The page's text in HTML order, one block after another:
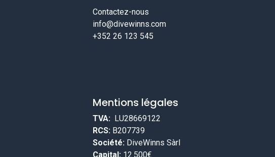
Contactez-nous
info@divewinns.com
+352 26 123 545
Mentions légales
TVA: LU28669122
RCS: B207739
Société: DiveWinns Sàrl
Capital: 12.500€